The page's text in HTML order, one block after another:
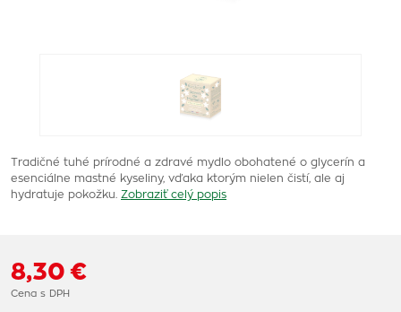
Tradičné tuhé prírodné a zdravé mydlo obohatené o glycerín a
esenciálne mastné kyseliny, vďaka ktorým nielen čistí, ale aj
hydratuje pokožku. Zobraziť celý popis
8,30 €
Cena s DPH